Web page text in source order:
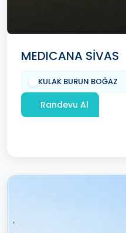
MEDICANA SİVAS
KULAK BURUN BOĞAZ
Randevu Al